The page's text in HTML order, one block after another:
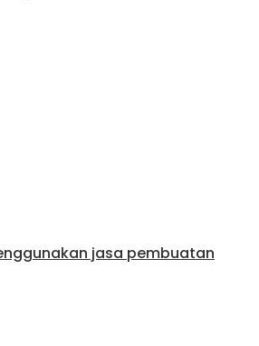
jasa pembuatan